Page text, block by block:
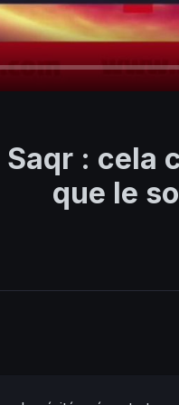
: cela
que le